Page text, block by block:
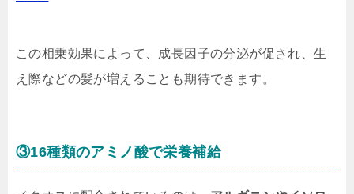
この相乗効果によって、成長因子の分泌が促され、生
え際などの髪が増えることも期待できます。
③16種類のアミノ酸で栄養補給